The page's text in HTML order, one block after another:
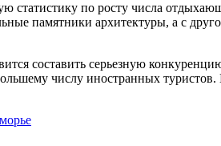
по росту числа
памятники архитектуры, а с
составить серьезную
числу иностранных